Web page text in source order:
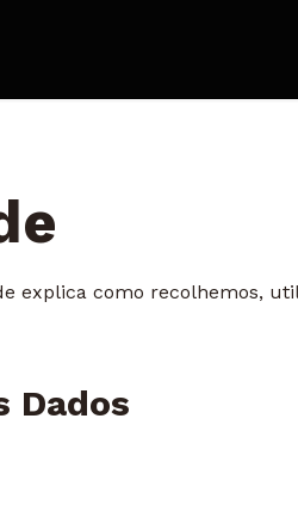
explica como recolhemos,
Dados